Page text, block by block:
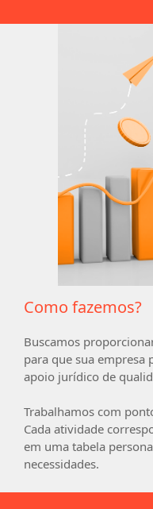
Como fazemos?
Buscamos
para que sua empresa
apoio jurídico de
Trabalhamos com
Cada atividade
em uma tabela
necessidades.